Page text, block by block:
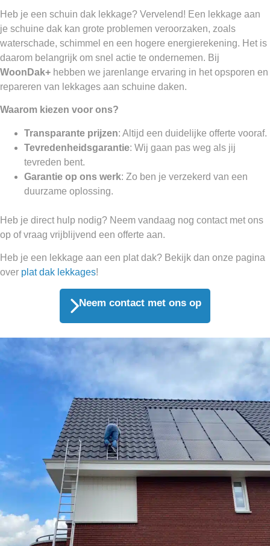
Heb je een schuin dak lekkage? Vervelend! Een lekkage aan
je schuine dak kan grote problemen veroorzaken, zoals
waterschade, schimmel en een hogere energierekening. Het is
daarom belangrijk om snel actie te ondernemen. Bij
WoonDak+ hebben we jarenlange ervaring in het opsporen en
repareren van lekkages aan schuine daken.
Waarom kiezen voor ons?
Transparante prijzen: Altijd een duidelijke offerte vooraf.
Tevredenheidsgarantie: Wij gaan pas weg als jij
tevreden bent.
Garantie op ons werk: Zo ben je verzekerd van een
duurzame oplossing.
Heb je direct hulp nodig? Neem vandaag nog contact met ons
op of vraag vrijblijvend een offerte aan.
Heb je een lekkage aan een plat dak? Bekijk dan onze pagina
over plat dak lekkages!
Neem contact met ons op